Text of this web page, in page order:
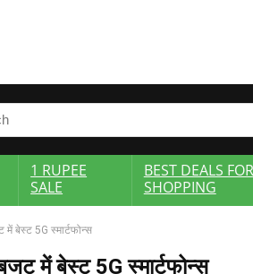
1 RUPEE
SALE
BEST DEALS
SHOPPING
बेस्ट 5G स्मार्टफोन्स
में बेस्ट 5G स्मार्टफोन्स